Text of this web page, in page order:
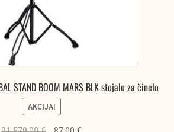
STAND BOOM MARS BLK stojalo za činelo
AKCIJA!